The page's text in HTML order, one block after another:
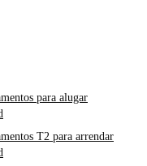
para alugar
T2 para arrendar